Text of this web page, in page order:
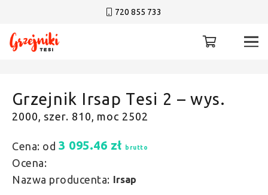
720 855 733
Grzejnik Irsap Tesi 2 – wys.
2000, szer. 810, moc 2502
Cena: od 3 095.46 zł brutto
Ocena:
Nazwa producenta: Irsap